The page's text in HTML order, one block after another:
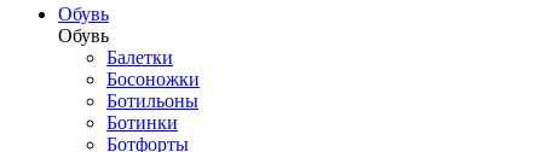
Обувь
Обувь
Балетки
Босоножки
Ботильоны
Ботинки
Ботфорты